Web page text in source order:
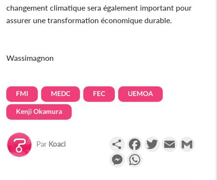
changement climatique sera également important pour
assurer une transformation économique durable.
Wassimagnon
FMI MEDC FEC UEMOA
Kenji Okamura
Par Koaci PartagerFacebookTwitterEmail
Messenger